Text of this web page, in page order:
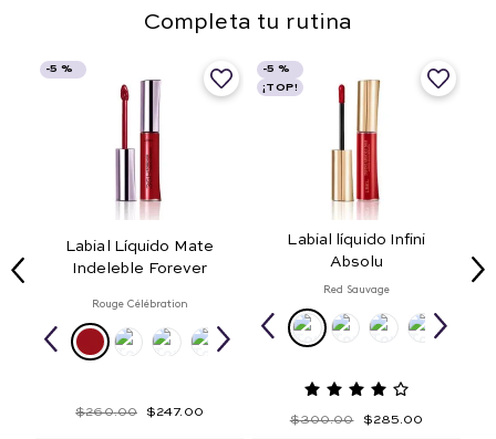
Completa tu rutina
-5 %
Labial Líquido Mate
Indeleble Forever
Rouge Célébration
$260.00 $247. 00
-5 %
¡TOP!
Labial líquido Infini
Absolu
Red Sauvage
$300.00 $285.00